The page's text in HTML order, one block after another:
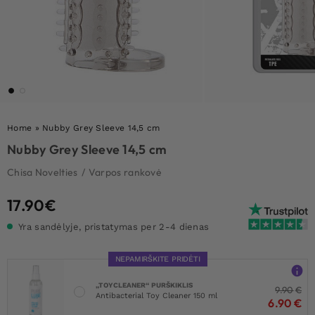
Home » Nubby Grey Sleeve 14,5 cm
Nubby Grey Sleeve 14,5 cm
Chisa Novelties / Varpos rankovė
17.90€
Yra sandėlyje, pristatymas per 2-4 dienas
NEPAMIRŠKITE PRIDĖTI
„TOYCLEANER“ PURŠKIKLIS
Antibacterial Toy Cleaner 150 ml
9.90€
6.90 €